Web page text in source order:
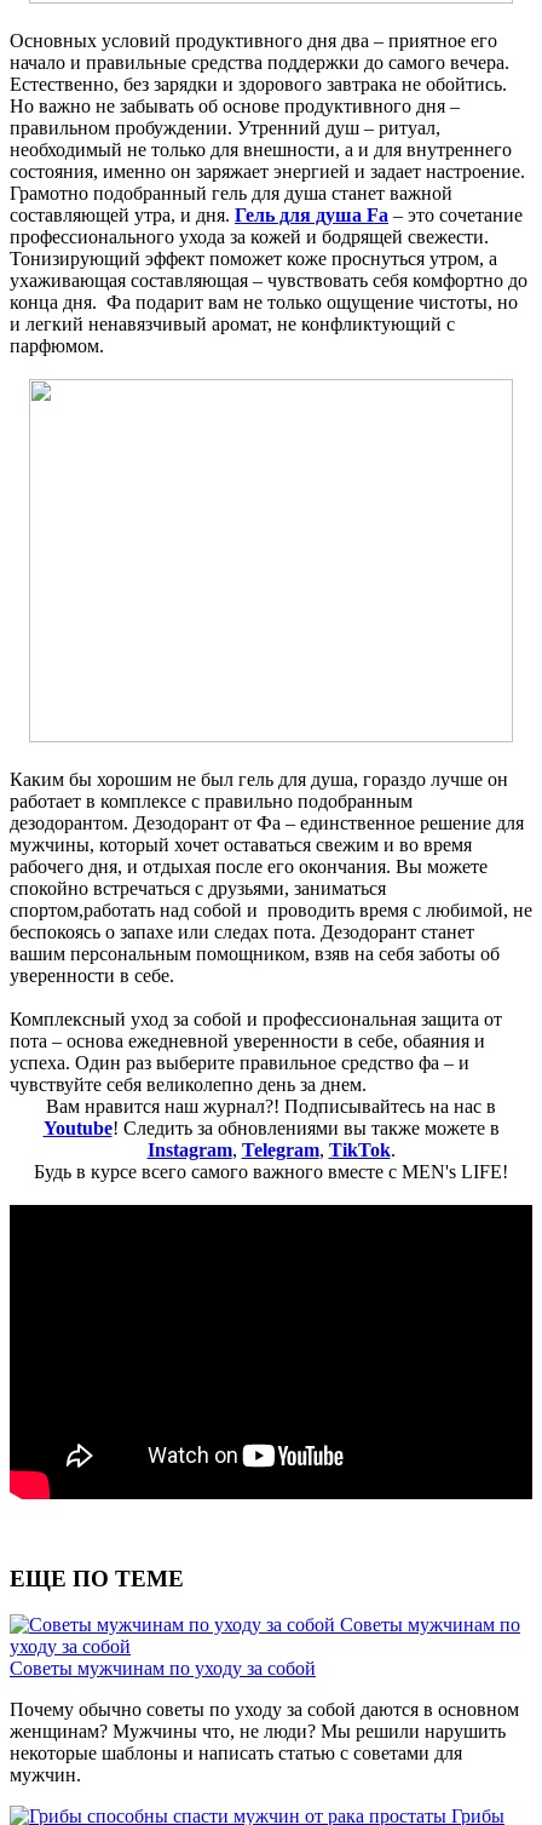
Основных условий продуктивного дня два – приятное его
начало и правильные средства поддержки до самого вечера.
Естественно, без зарядки и здорового завтрака не обойтись.
Но важно не забывать об основе продуктивного дня –
правильном пробуждении. Утренний душ – ритуал,
необходимый не только для внешности, а и для внутреннего
состояния, именно он заряжает энергией и задает настроение.
Грамотно подобранный гель для душа станет важной
составляющей утра, и дня. Гель для душа Fa – это сочетание
профессионального ухода за кожей и бодрящей свежести.
Тонизирующий эффект поможет коже проснуться утром, а
ухаживающая составляющая – чувствовать себя комфортно до
конца дня. Фа подарит вам не только ощущение чистоты, но
и легкий ненавязчивый аромат, не конфликтующий с
парфюмом.
Каким бы хорошим не был гель для душа, гораздо лучше он
работает в комплексе с правильно подобранным
дезодорантом. Дезодорант от Фа – единственное решение для
мужчины, который хочет оставаться свежим и во время
рабочего дня, и отдыхая после его окончания. Вы можете
спокойно встречаться с друзьями, заниматься
спортом,работать над собой и проводить время с любимой, не
беспокоясь о запахе или следах пота. Дезодорант станет
вашим персональным помощником, взяв на себя заботы об
уверенности в себе.
Комплексный уход за собой и профессиональная защита от
пота – основа ежедневной уверенности в себе, обаяния и
успеха. Один раз выберите правильное средство фа – и
чувствуйте себя великолепно день за днем.
Вам нравится наш журнал?! Подписывайтесь на нас в
Youtube! Следить за обновлениями вы также можете в
Instagram, Telegram, TikTok.
Будь в курсе всего самого важного вместе с MEN's LIFE!
ЕЩЕ ПО ТЕМЕ
Советы мужчинам по
уходу за собой
Советы мужчинам по уходу за собой
Почему обычно советы по уходу за собой даются в основном
женщинам? Мужчины что, не люди? Мы решили нарушить
некоторые шаблоны и написать статью с советами для
мужчин.
Грибы